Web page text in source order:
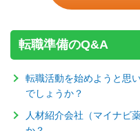
転職準備のQ&A
転職活動を始めようと思
でしょうか？
人材紹介会社（マイナビ